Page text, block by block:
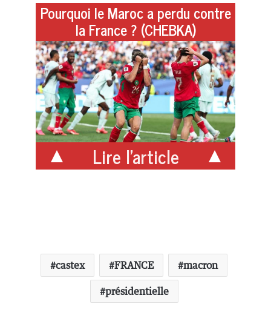
Pourquoi le Maroc a perdu contre
la France ? (CHEBKA)
Lire l'article
castex FRANCE macron
présidentielle